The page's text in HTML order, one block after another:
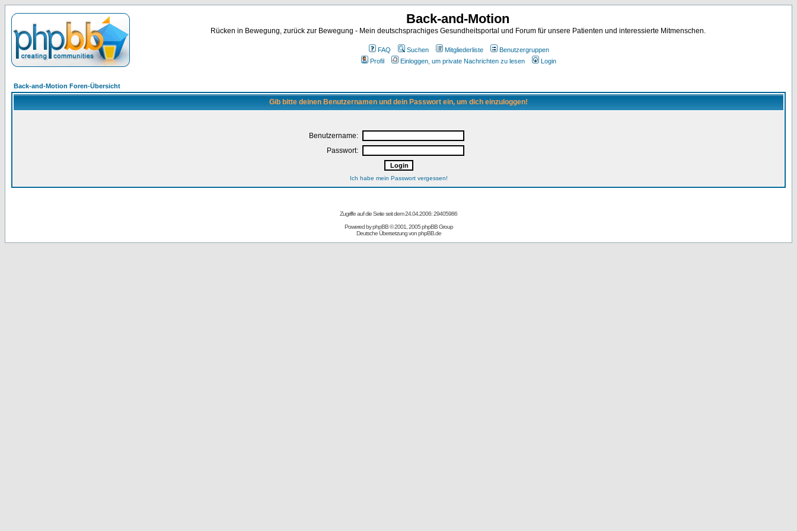
Back-and-Motion
Rücken in Bewegung, zurück zur Bewegung - Mein deutschsprachiges Gesundheitsportal und Forum für unsere Patienten und interessierte Mitmenschen.
FAQ Suchen Mitgliederliste
Benutzergruppen
Profil
Einloggen, um private Nachrichten zu lesen Login
Back-and-Motion Foren-Übersicht
Gib bitte deinen Benutzernamen und dein Passwort ein, um dich einzuloggen!
Benutzername:
Passwort:
Ich habe mein Passwort vergessen!
Zugriffe auf die Seite seit dem 24.04.2006: 29405986
Powered byphpBB© 2001, 2005 phpBB Group
Deutsche Übersetzung vonphpBB.de